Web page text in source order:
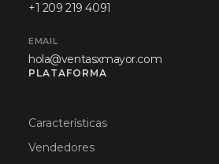
+1 209 219 4091
EMAIL
hola@ventasxmayor.com
PLATAFORMA
Características
Vendedores